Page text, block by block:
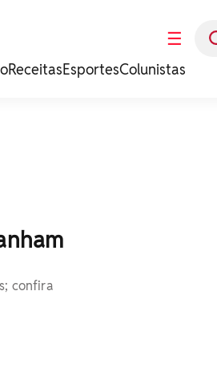
☰
ReceitasEsportesColunistas
confira